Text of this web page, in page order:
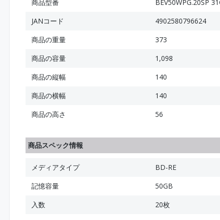
商品型番
BEV50WPG.20SP
JANコード
4902580796624
商品の重量
373
商品の容量
1,098
商品の縦幅
140
商品の横幅
140
商品の高さ
56
商品スペック情報
メディアタイプ
BD-RE
記憶容量
50GB
入数
20枚